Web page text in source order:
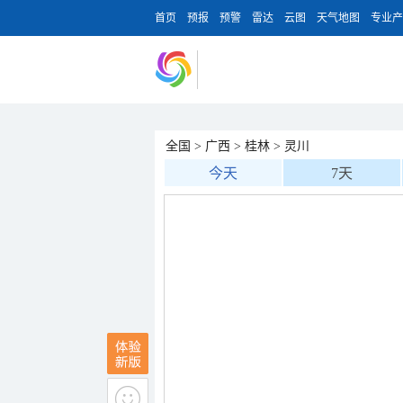
首页 预报 预警 雷达 云图 天气地图 专业
全国 > 广西 > 桂林 > 灵川
今天 7天